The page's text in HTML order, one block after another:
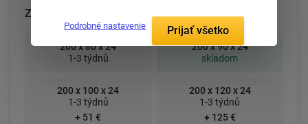
Zvoľte rozmer matraca (cm):
200 x 80 x 24
1-3 týdnů
200 x 90 x 24
skladom
200 x 100 x 24
1-3 týdnů
+ 51 €
200 x 120 x 24
1-3 týdnů
+ 125 €
Podrobné nastavenie Prijať všetko